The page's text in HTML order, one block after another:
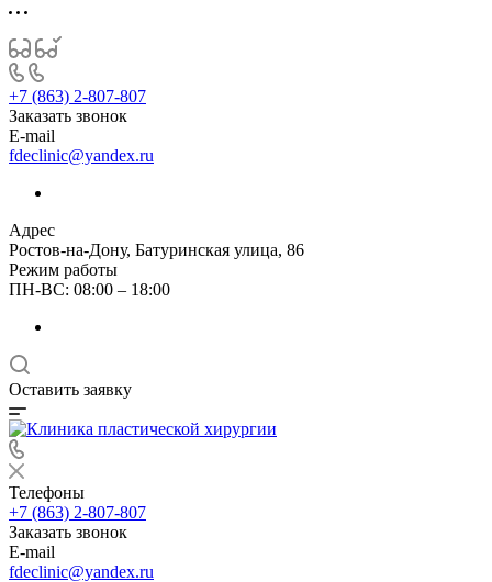
+7 (863) 2-807-807
Заказать звонок
E-mail
fdeclinic@yandex.ru
Адрес
Ростов-на-Дону, Батуринская улица, 86
Режим работы
ПН-ВС: 08:00 – 18:00
Оставить заявку
Телефоны
+7 (863) 2-807-807
Заказать звонок
E-mail
fdeclinic@yandex.ru